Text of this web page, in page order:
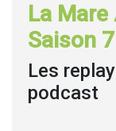
La
Saison 7
Les
podcast